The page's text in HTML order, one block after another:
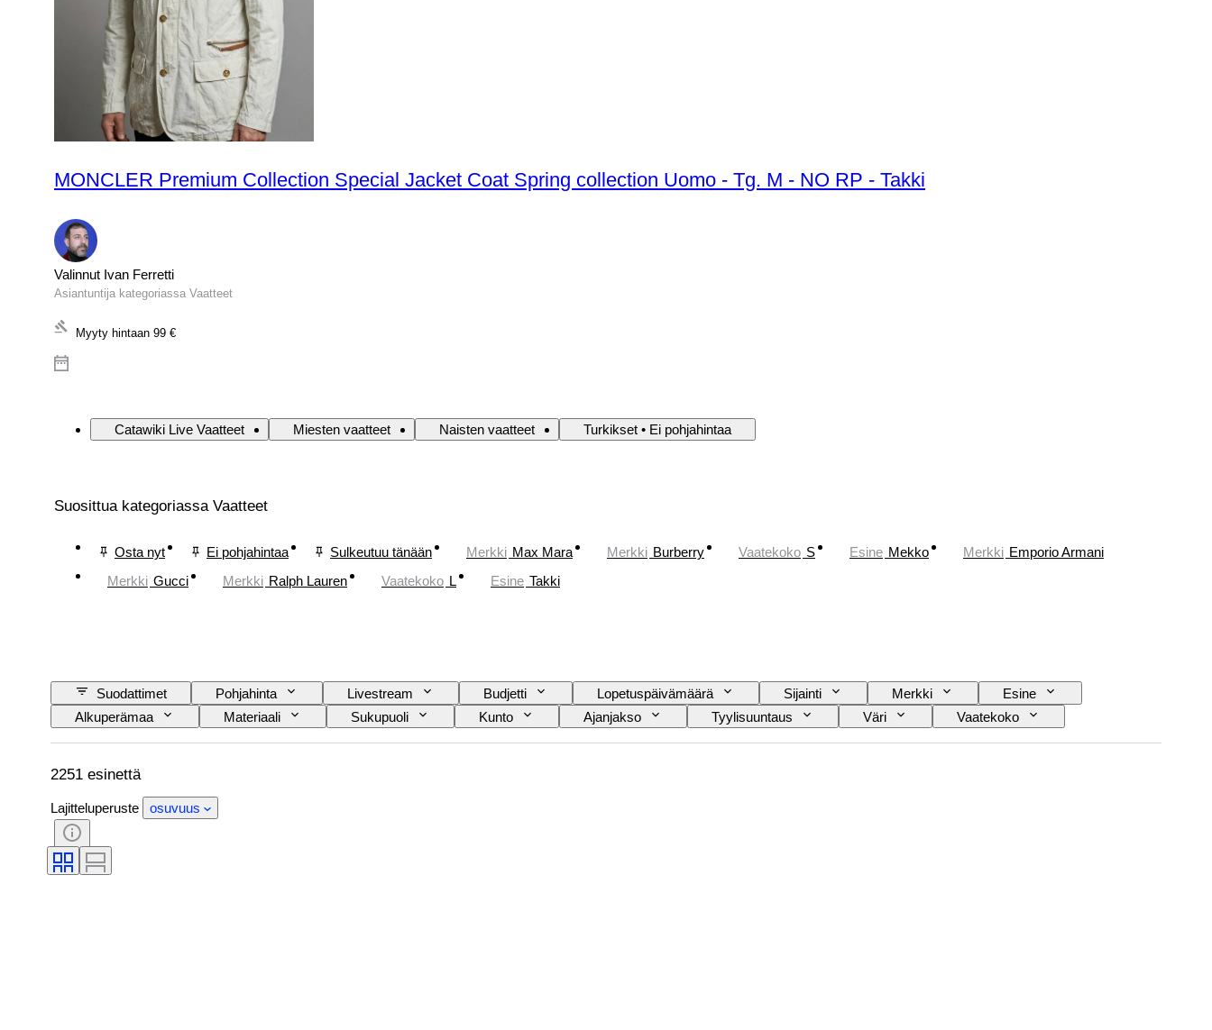
MONCLER Premium Collection Special Jacket Coat Spring collection Uomo - Tg. M - NO RP - Takki
Valinnut Ivan Ferretti
Asiantuntija kategoriassa Vaatteet
Myyty hintaan 99 €
Catawiki Live Vaatteet Miesten vaatteet Naisten vaatteet Turkikset • Ei pohjahintaa
Suosittua kategoriassa Vaatteet
Osta nyt Ei pohjahintaa Sulkeutuu tänään Merkki Max Mara Merkki Burberry Vaatekoko S Esine Mekko Merkki Emporio Armani
Merkki Gucci Merkki Ralph Lauren Vaatekoko L Esine Takki
Suodattimet Pohjahinta Livestream Budjetti Lopetuspäivämäärä Sijainti Merkki
Esine
Alkuperämaa
Materiaali Sukupuoli Kunto Ajanjakso Tyylisuuntaus Väri
Vaatekoko
Esineen koko
Aikakausi Kuosi Paidan kauluksen koko Mukana asusteet Kengänkoko
2251 esinettä
Lajitteluperuste osuvuus